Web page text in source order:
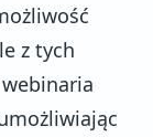
z tych